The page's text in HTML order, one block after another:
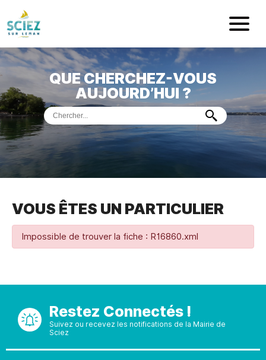
Mairie de
ACCUEIL
VOTREMAIRIE
VIEPRATIQUE
PORTDE PLAISANCE
MUSÉEDE PRÉHISTOIRE ET GÉOLOGIE
QUE CHERCHEZ-VOUS
AUJOURD’HUI ?
VOUS ÊTES UN PARTICULIER
Impossible de trouver la fiche : R16860.xml
Restez Connectés !
Suivez ou recevez les notifications de la Mairie de
Sciez